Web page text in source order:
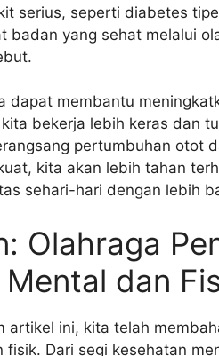
serius, seperti diabetes
badan yang sehat melalui
dapat membantu
bekerja lebih keras dan
pertumbuhan otot
kita akan lebih tahan
sehari-hari dengan lebih
Olahraga
dan
artikel ini, kita telah
fisik. Dari segi kesehatan